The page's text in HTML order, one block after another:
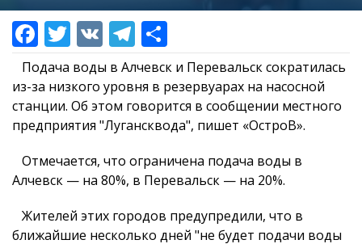
Подача воды в Алчевск и Перевальск сократилась
из-за низкого уровня в резервуарах на насосной
станции. Об этом говорится в сообщении местного
предприятия "Лугансквода", пишет «ОстроВ».
Отмечается, что ограничена подача воды в
Алчевск — на 80%, в Перевальск — на 20%.
Жителей этих городов предупредили, что в
ближайшие несколько дней "не будет подачи воды